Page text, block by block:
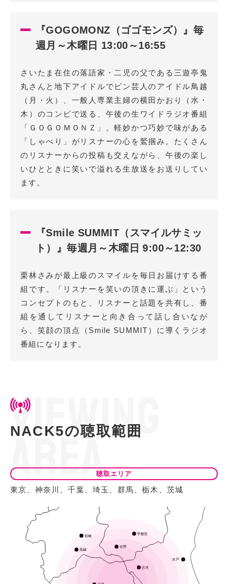
『GOGOMONZ（ゴゴモンズ）』毎
週月～木曜日 13:00～16:55
さいたま在住の落語家・二児の父である三遊亭鬼
丸さんと地下アイドルでピン芸人のアイドル鳥越
（月・火）、一般人専業主婦の横田かおり（水・
木）のコンビで送る、午後の生ワイドラジオ番組
「ＧＯＧＯＭＯＮＺ」。軽妙かつ巧妙で味がある
「しゃべり」がリスナーの心を鷲掴み。たくさん
のリスナーからの投稿も交えながら、午後の楽し
いひとときに笑いで溢れる生放送をお送りしてい
ます。
『Smile SUMMIT（スマイルサミッ
ト）』毎週月～木曜日 9:00～12:30
栗林さみが最上級のスマイルを毎日お届けする番
組です。「リスナーを笑いの頂きに運ぶ」という
コンセプトのもと、リスナーと話題を共有し、番
組を通してリスナーと向き合って話し合いなが
ら、笑顔の頂点（Smile SUMMIT）に導くラジオ
番組になります。
VIEWING
AREA
NACK5の聴取範囲
聴取エリア
東京、神奈川、千葉、埼玉、群馬、栃木、茨城